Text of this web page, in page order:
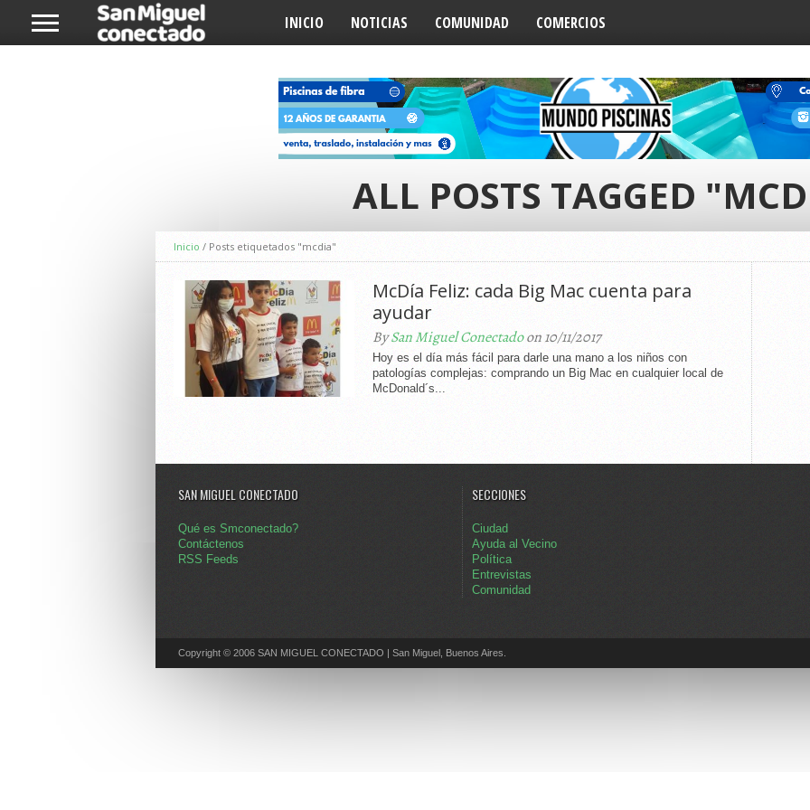
INICIO NOTICIAS COMUNIDAD COMERCIOS
ALL POSTS TAGGED
Inicio / Posts etiquetados "mcdia"
McDía Feliz: cada Big Mac cuenta para
ayudar
BySan Miguel Conectadoon 10/11/2017
Hoy es el día más fácil para darle una mano a los niños con
patologías complejas: comprando un Big Mac en cualquier local de
McDonald´s...
SAN MIGUEL CONECTADO
Qué es Smconectado?
Contáctenos
RSS Feeds
SECCIONES
Ciudad
Ayuda al Vecino
Política
Entrevistas
Comunidad
Copyright © 2006 SAN MIGUEL CONECTADO | San Miguel, Buenos Aires.